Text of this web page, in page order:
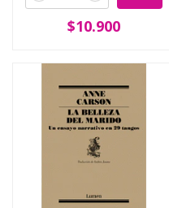
$10.900